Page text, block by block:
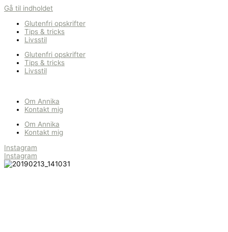
Gå til indholdet
Glutenfri opskrifter
Tips & tricks
Livsstil
Glutenfri opskrifter
Tips & tricks
Livsstil
Om Annika
Kontakt mig
Om Annika
Kontakt mig
Instagram
Instagram